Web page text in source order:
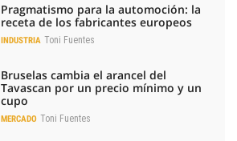
Pragmatismo para la automoción: la
receta de los fabricantes europeos
INDUSTRIA Toni Fuentes
Bruselas cambia el arancel del
Tavascan por un precio mínimo y un
cupo
MERCADO Toni Fuentes